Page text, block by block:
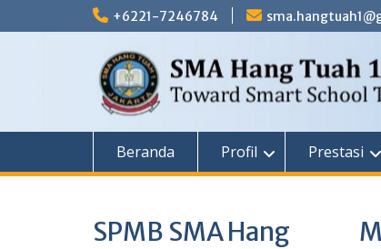
to
+6221-7246784
Beranda Profil Prestasi
SPMB SMA Hang